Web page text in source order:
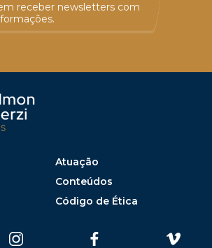
receber newsletters com
Atuação
Conteúdos
Código de Ética